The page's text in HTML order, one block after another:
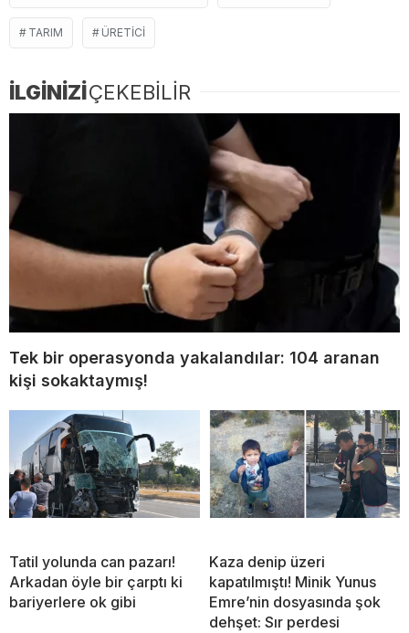
TARIM ÜRETICI
İLGİNİZİÇEKEBİLİR
Tek bir operasyonda yakalandılar: 104 aranan
kişi sokaktaymış!
Tatil yolunda can pazarı!
Arkadan öyle bir çarptı ki
bariyerlere ok gibi
Kaza denip üzeri
kapatılmıştı! Minik Yunus
Emre’nin dosyasında şok
dehşet: Sır perdesi